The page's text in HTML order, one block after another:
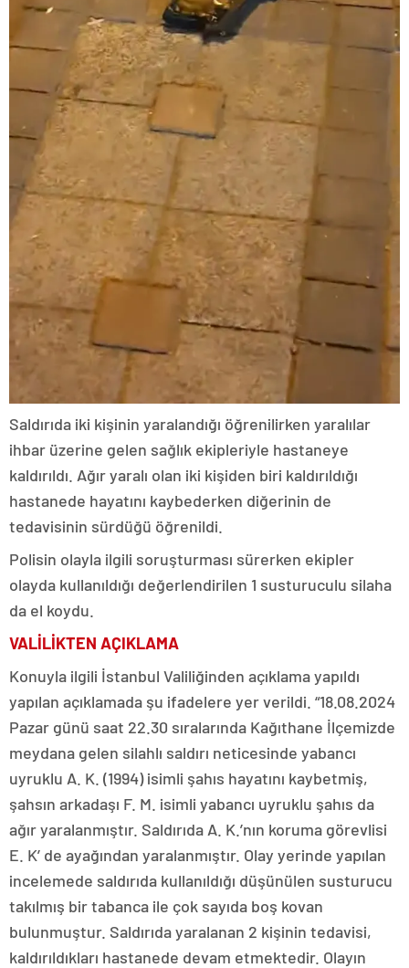
Saldırıda iki kişinin yaralandığı öğrenilirken yaralılar
ihbar üzerine gelen sağlık ekipleriyle hastaneye
kaldırıldı. Ağır yaralı olan iki kişiden biri kaldırıldığı
hastanede hayatını kaybederken diğerinin de
tedavisinin sürdüğü öğrenildi.
Polisin olayla ilgili soruşturması sürerken ekipler
olayda kullanıldığı değerlendirilen 1 susturuculu silaha
da el koydu.
VALİLİKTEN AÇIKLAMA
Konuyla ilgili İstanbul Valiliğinden açıklama yapıldı
yapılan açıklamada şu ifadelere yer verildi. “18.08.2024
Pazar günü saat 22.30 sıralarında Kağıthane İlçemizde
meydana gelen silahlı saldırı neticesinde yabancı
uyruklu A. K. (1994) isimli şahıs hayatını kaybetmiş,
şahsın arkadaşı F. M. isimli yabancı uyruklu şahıs da
ağır yaralanmıştır. Saldırıda A. K.’nın koruma görevlisi
E. K’ de ayağından yaralanmıştır. Olay yerinde yapılan
incelemede saldırıda kullanıldığı düşünülen susturucu
takılmış bir tabanca ile çok sayıda boş kovan
bulunmuştur. Saldırıda yaralanan 2 kişinin tedavisi,
kaldırıldıkları hastanede devam etmektedir. Olayın